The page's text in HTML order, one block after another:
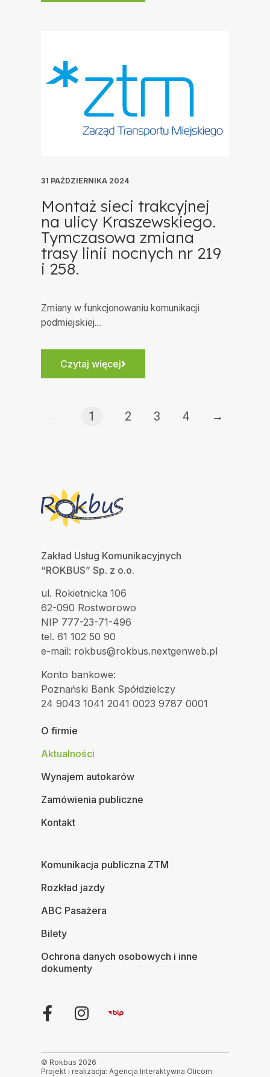
31 PAŹDZIERNIKA 2024
Montaż sieci trakcyjnej
na ulicy Kraszewskiego.
Tymczasowa zmiana
trasy linii nocnych nr 219
i 258.
Zmiany w funkcjonowaniu komunikacji
podmiejskiej....
Czytaj więcej
1 2 3 4 →
Zakład Usług Komunikacyjnych
“ROKBUS” Sp. z o.o.
ul. Rokietnicka 106
62-090 Rostworowo
NIP 777-23-71-496
tel. 61 102 50 90
e-mail: rokbus@rokbus.nextgenweb.pl
Konto bankowe:
Poznański Bank Spółdzielczy
24 9043 1041 2041 0023 9787 0001
O firmie
Aktualności
Wynajem autokarów
Zamówienia publiczne
Kontakt
Komunikacja publiczna ZTM
Rozkład jazdy
ABC Pasażera
Bilety
Ochrona danych osobowych i inne
dokumenty
© Rokbus 2026
Projekt i realizacja: Agencja Interaktywna Olicom